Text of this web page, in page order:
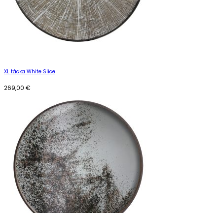
XL tácka White Slice
269,00 €